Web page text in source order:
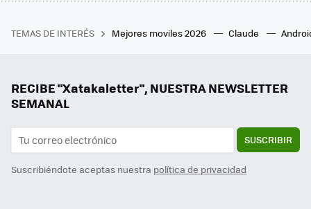
TEMAS DE INTERÉS Mejores moviles 2026 Claude
RECIBE "Xatakaletter", NUESTRA NEWSLETTER
SEMANAL
SUSCRIBIR
Suscribiéndote aceptas nuestra política de privacidad